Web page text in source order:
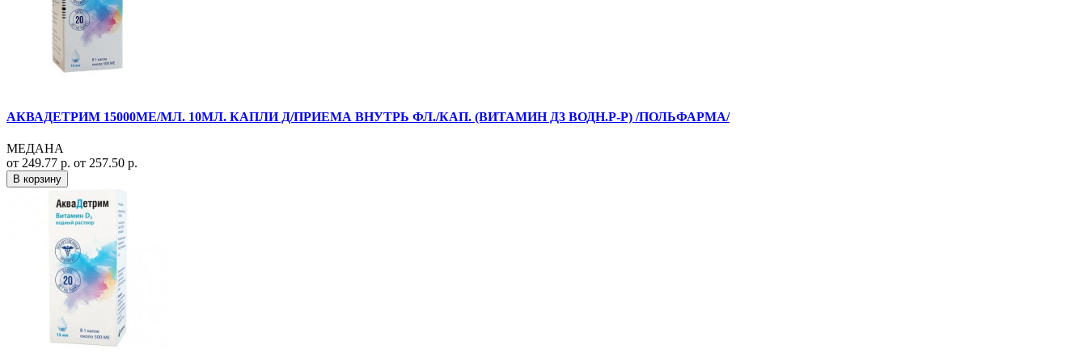
АКВАДЕТРИМ 15000МЕ/МЛ. 10МЛ. КАПЛИ Д/ПРИЕМА ВНУТРЬ ФЛ./КАП. (ВИТАМИН Д3 ВОДН.Р-Р) /ПОЛЬФАРМА/
МЕДАНА
от 249.77 р. от 257.50 р.
В корзину